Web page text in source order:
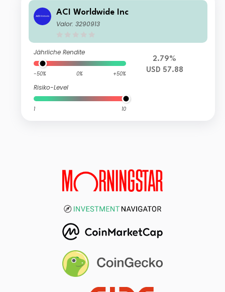
ACI Worldwide Inc
Valor: 3290913
Jährliche Rendite
-50% 0% +50%
Risiko-Level
1 10
2.79%
USD 57.88